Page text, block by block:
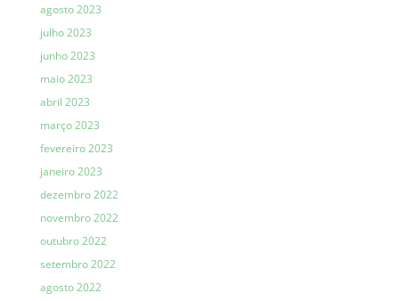
agosto 2023
julho 2023
junho 2023
maio 2023
abril 2023
março 2023
fevereiro 2023
janeiro 2023
dezembro 2022
novembro 2022
outubro 2022
setembro 2022
agosto 2022